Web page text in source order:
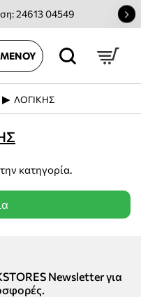
24613 04549
ΛΟΓΙΚΗΣ
κατηγορία.
Newsletter για